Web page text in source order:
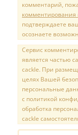
комментарий,
комментирования
подтверждаете
осознаете
Сервис
является частью
cackle. При
целях Вашей
персональные
с политикой
обработка
cackle